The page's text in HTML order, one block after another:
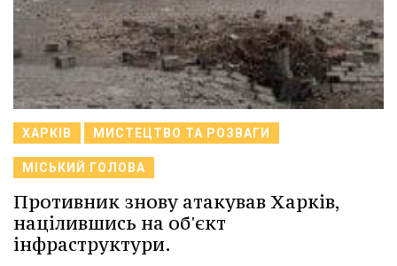
ХАРКІВ МИСТЕЦТВО ТА РОЗВАГИ
МІСЬКИЙ ГОЛОВА
Противник знову атакував Харків,
націлившись на об'єкт
інфраструктури.